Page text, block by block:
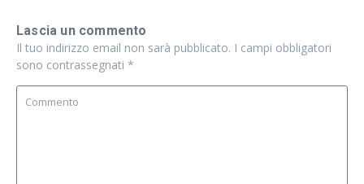
Lascia un commento
Il tuo indirizzo email non sarà pubblicato. I campi obbligatori
sono contrassegnati *